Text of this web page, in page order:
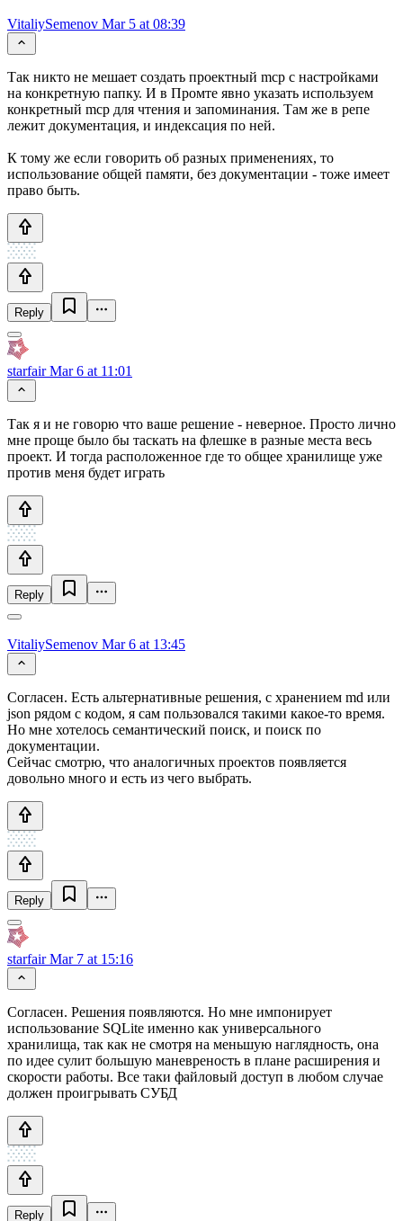
VitaliySemenov Mar 5 at 08:39
Так никто не мешает создать проектный mcp с настройками
на конкретную папку. И в Промте явно указать используем
конкретный mсp для чтения и запоминания. Там же в репе
лежит документация, и индексация по ней.
К тому же если говорить об разных применениях, то
использование общей памяти, без документации - тоже имеет
право быть.
Reply
starfairMar 6 at 11:01
Так я и не говорю что ваше решение - неверное. Просто лично
мне проще было бы таскать на флешке в разные места весь
проект. И тогда расположенное где то общее хранилище уже
против меня будет играть
Reply
VitaliySemenov Mar 6 at 13:45
Согласен. Есть альтернативные решения, с хранением md или
json рядом с кодом, я сам пользовался такими какое-то время.
Но мне хотелось семантический поиск, и поиск по
документации.
Сейчас смотрю, что аналогичных проектов появляется
довольно много и есть из чего выбрать.
Reply
starfairMar 7 at 15:16
Согласен. Решения появляются. Но мне импонирует
использование SQLite именно как универсального
хранилища, так как не смотря на меньшую наглядность, она
по идее сулит большую маневреность в плане расширения и
скорости работы. Все таки файловый доступ в любом случае
должен проигрывать СУБД
Reply